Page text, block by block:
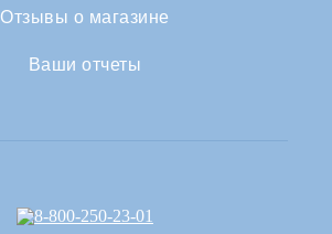
Отзывы о магазине
Ваши отчеты